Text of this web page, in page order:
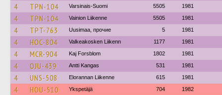
4 TPN-104 Varsinais-Suomi 5505 1981
4 TPN-104 Vainion Liikenne 5505 1981
4 TPT-763 Uusimaa, прочие 5 1981
4 HOC-804 Valkeakosken Liikenn 1177 1981
4 MCR-904 Kaj Forsblom 1802 1981
4 OJU-439 Antti Kangas 531 1981
4 UNS-508 Elorannan Liikenne 615 1981
4 HOU-510 Ykspetäjä 704 1982